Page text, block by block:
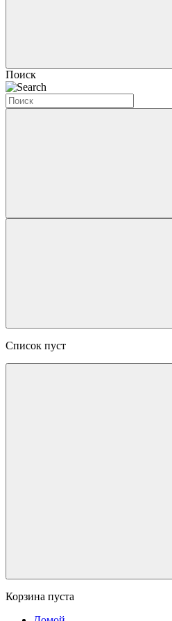
Поиск
Список пуст
Корзина пуста